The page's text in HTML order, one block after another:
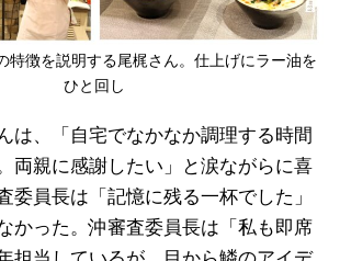
特徴を説明する尾梶さん。仕上げにラー油を
ひと回し
は、「自宅でなかなか調理する時間
両親に感謝したい」と涙ながらに喜
委員長は「記憶に残る一杯でした」
かった。沖審査委員長は「私も即席